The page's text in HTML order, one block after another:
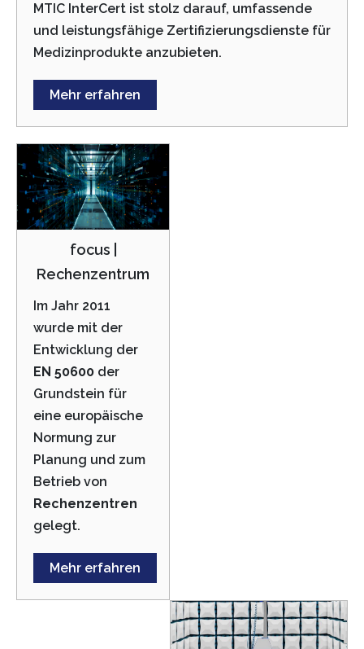
MTIC InterCert ist stolz darauf, umfassende
und leistungsfähige Zertifizierungsdienste für
Medizinprodukte anzubieten.
Mehr erfahren
focus |
Rechenzentrum
Im Jahr 2011
wurde mit der
Entwicklung der
EN 50600 der
Grundstein für
eine europäische
Normung zur
Planung und zum
Betrieb von
Rechenzentren
gelegt.
Mehr erfahren